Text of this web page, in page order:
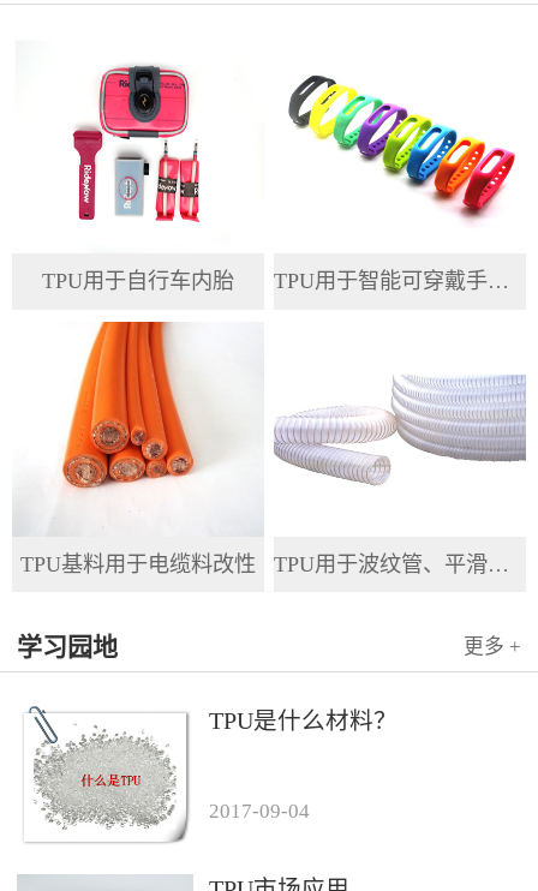
TPU用于自行车内胎 TPU用于智能可穿戴手环腕带
TPU基料用于电缆料改性 TPU用于波纹管、平滑管、全塑管等软管
学习园地 更多 +
TPU是什么材料？
2017-09-04